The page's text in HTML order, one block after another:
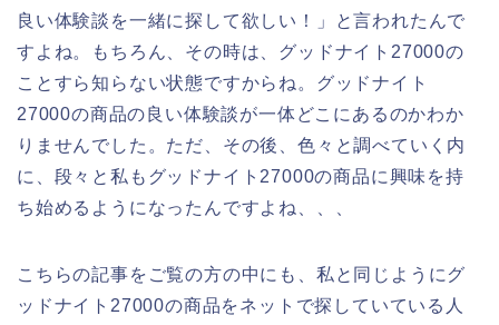
良い体験談を一緒に探して欲しい！」と言われたんで
すよね。もちろん、その時は、グッドナイト27000の
ことすら知らない状態ですからね。グッドナイト
27000の商品の良い体験談が一体どこにあるのかわか
りませんでした。ただ、その後、色々と調べていく内
に、段々と私もグッドナイト27000の商品に興味を持
ち始めるようになったんですよね、、、
こちらの記事をご覧の方の中にも、私と同じようにグ
ッドナイト27000の商品をネットで探していている人